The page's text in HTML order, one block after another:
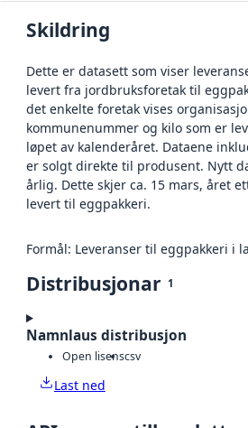
Skildring
Dette er datasett som viser
levert fra jordbruksforetak til
det enkelte foretak vises
kommunenummer og kilo som er
løpet av kalenderåret. Dataene
er solgt direkte til produsent. Nytt
årlig. Dette skjer ca. 15 mars, året
levert til eggpakkeri.
Formål: Leveranser til eggpakkeri i
Distribusjonar 1
Namnlaus distribusjon
Open lisenscsv
Last ned